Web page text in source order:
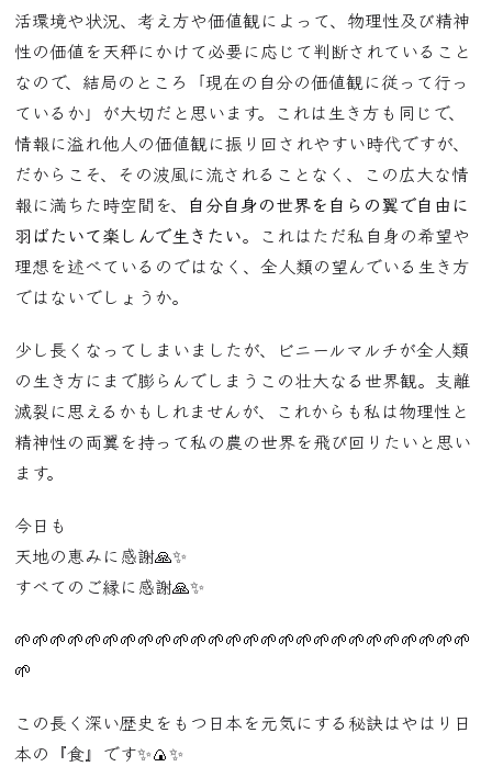
活環境や状況、考え方や価値観によって、物理性及び精神
性の価値を天秤にかけて必要に応じて判断されていること
なので、結局のところ「現在の自分の価値観に従って行っ
ているか」が大切だと思います。これは生き方も同じで、
情報に溢れ他人の価値観に振り回されやすい時代ですが、
だからこそ、その波風に流されることなく、この広大な情
報に満ちた時空間を、 自分自身の世界を自らの翼で自由に
羽ばたいて楽しんで生きたい。これはただ私自身の希望や
理想を述べているのではなく、全人類の望んでいる生き方
ではないでしょうか。
少し長くなってしまいましたが、ビニールマルチが全人類
の生き方にまで膨らんでしまうこの壮大なる世界観。支離
滅裂に思えるかもしれませんが、これからも私は物理性と
精神性の両翼を持って私の農の世界を飛び回りたいと思い
ます。
今日も
天地の恵みに感謝🙏✨
すべてのご縁に感謝🙏✨
🌱🌱🌱🌱🌱🌱🌱🌱🌱🌱🌱🌱🌱🌱🌱🌱🌱🌱🌱🌱🌱🌱🌱🌱🌱🌱
🌱
この長く深い歴史をもつ日本を元気にする秘訣はやはり日
本の『食』です✨🍙✨